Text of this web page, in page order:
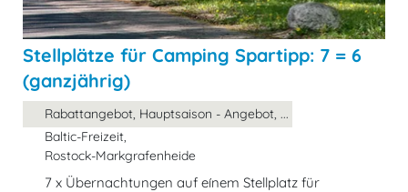
Stellplätze für Camping Spartipp: 7 = 6
(ganzjährig)
Rabattangebot, Hauptsaison - Angebot, ...
Baltic-Freizeit,
Rostock-Markgrafenheide
7 x Übernachtungen auf eínem Stellplatz für